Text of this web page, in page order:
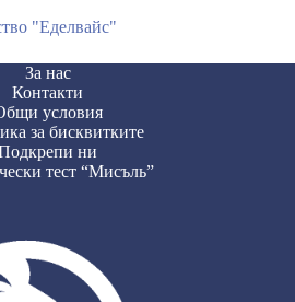
"Еделвайс"
За нас
Контакти
условия
за бисквитките
ни
тест “Мисъль”